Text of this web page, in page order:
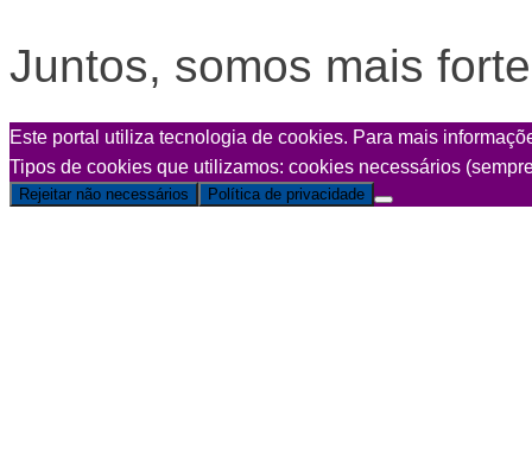
Juntos, somos mais
Este portal utiliza tecnologia de cookies. Para mais
Tipos de cookies que utilizamos: cookies necessários
Rejeitar não necessários Política de privacidade